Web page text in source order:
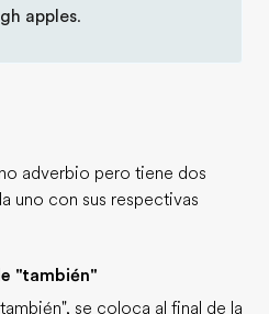
apples.
adverbio pero tiene dos
uno con sus respectivas
"también"
se coloca al final de la